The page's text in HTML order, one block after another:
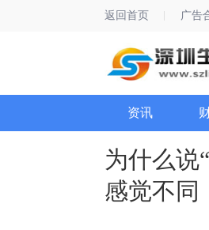
返回首页 广告
资讯
为什么说
感觉不同